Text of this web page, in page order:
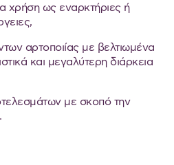
χρήση ως εναρκτήριες ή
αρτοποιίας με βελτιωμένα
και μεγαλύτερη διάρκεια
με σκοπό την